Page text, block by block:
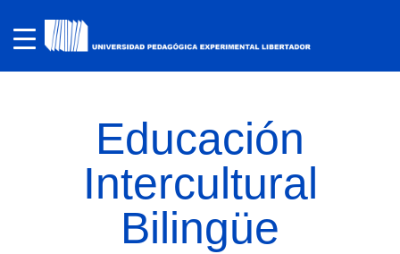
Educación
Intercultural
Bilingüe